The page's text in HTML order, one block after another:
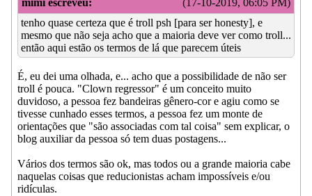
tenho quase certeza que é troll psh [para ser honesty], e
mesmo que não seja acho que a maioria deve ver como troll...
então aqui estão os termos de lá que parecem úteis
É, eu dei uma olhada, e... acho que a possibilidade de não ser
troll é pouca. "Clown regressor" é um conceito muito
duvidoso, a pessoa fez bandeiras gênero-cor e agiu como se
tivesse cunhado esses termos, a pessoa fez um monte de
orientações que "são associadas com tal coisa" sem explicar, o
blog auxiliar da pessoa só tem duas postagens...
Vários dos termos são ok, mas todos ou a grande maioria cabe
naquelas coisas que reducionistas acham impossíveis e/ou
ridículas.